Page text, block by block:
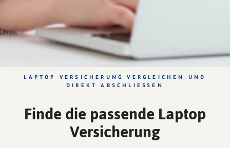
LAPTOP VERSICHERUNG VERGLEICHEN UND
DIREKT ABSCHLIESSEN
Finde die passende Laptop
Versicherung